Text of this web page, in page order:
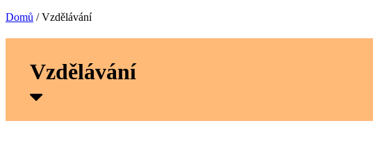
Domů / Vzdělávání
Vzdělávání